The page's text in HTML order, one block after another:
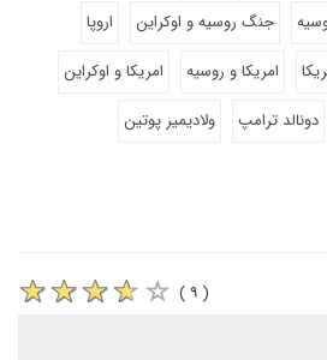
جنگ روسیه و اوکراین
اروپا
امریکا و روسیه
امریکا و اوکراین
دونالد ترامپ
ولادیمیر پوتین
( ۹ )